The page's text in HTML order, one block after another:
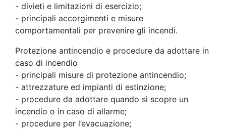
- divieti e limitazioni di esercizio;
- principali accorgimenti e misure
comportamentali per prevenire gli incendi.
Protezione antincendio e procedure da adottare in
caso di incendio
- principali misure di protezione antincendio;
- attrezzature ed impianti di estinzione;
- procedure da adottare quando si scopre un
incendio o in caso di allarme;
- procedure per l’evacuazione;